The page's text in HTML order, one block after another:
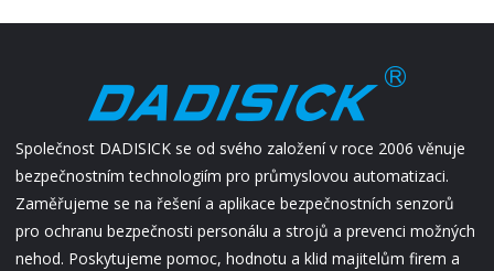
Společnost DADISICK se od svého založení v roce 2006 věnuje
bezpečnostním technologiím pro průmyslovou automatizaci.
Zaměřujeme se na řešení a aplikace bezpečnostních senzorů
pro ochranu bezpečnosti personálu a strojů a prevenci možných
nehod. Poskytujeme pomoc, hodnotu a klid majitelům firem a